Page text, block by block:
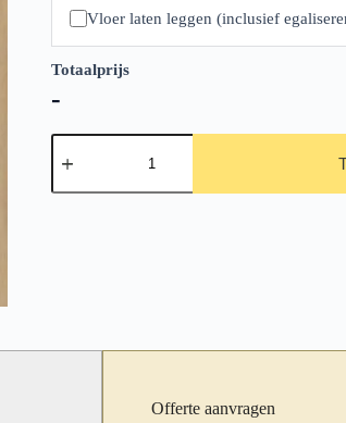
Vloer laten leggen (inclusief
Totaalprijs
-
Ambiant
Espero
SRC
Offerte aanvragen